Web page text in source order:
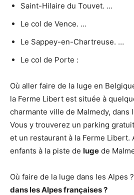
Saint-Hilaire du Touvet. …
Le col de Vence. …
Le Sappey-en-Chartreuse. …
Le col de Porte :
Où aller faire de la luge en
la Ferme Libert est située à
charmante ville de Malmedy, dans
Vous y trouverez un parking
et un restaurant à la Ferme Libert.
enfants à la piste de luge de
Où faire de la luge dans les Alpes ?
dans les Alpesfrançaises ?